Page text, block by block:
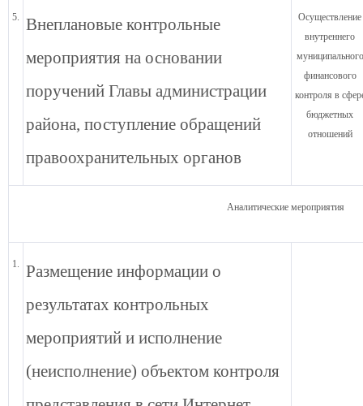
5.
Внеплановые контрольные
мероприятия на основании
поручений Главы администрации
района, поступление обращений
правоохранительных органов
Осуществление
внутреннего
муниципального
финансового
контроля в
бюджетных
отношений
Аналитические мероприятия
1.
Размещение информации о
результатах контрольных
мероприятий и исполнение
(неисполнение) объектом контроля